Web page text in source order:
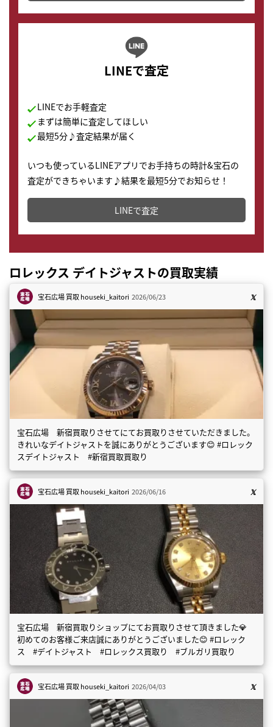
LINEで査定
LINEでお手軽査定
まずは簡単に査定してほしい
最短5分♪査定結果が届く
いつも使っているLINEアプリでお手持ちの時計&宝石の
査定ができちゃいます♪結果を最短5分でお知らせ！
どこからでもすぐに査定金額を知ることが出来ます。
LINEで査定
ロレックス デイトジャストの買取実績
宝石広場 買取houseki_kaitori 2026/06/23
宝石広場 新宿買取りさせてにてお買取りさせていただきました。
きれいなデイトジャストを誠にありがとうございます😊 #ロレック
スデイトジャスト #新宿買取買取り
宝石広場 買取houseki_kaitori 2026/06/16
宝石広場 新宿買取りショップにてお買取りさせて頂きました💎
初めてのお客様ご来店誠にありがとうございました😊 #ロレック
ス #デイトジャスト #ロレックス買取り #ブルガリ買取り
宝石広場 買取houseki_kaitori 2026/04/03